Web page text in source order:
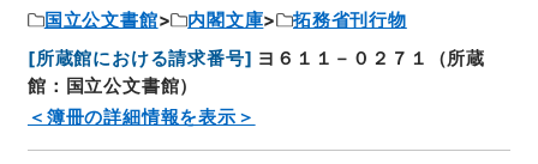
国立公文書館 内閣文庫
拓務省刊行物
[所蔵館における請求番号] ヨ６１１－０２７１（所蔵
館：国立公文書館）
＜簿冊の詳細情報を表示＞